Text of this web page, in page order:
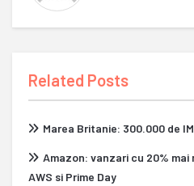
Related Posts
Marea Britanie: 300.000 de
Amazon: vanzari cu 20% mai
AWS si Prime Day